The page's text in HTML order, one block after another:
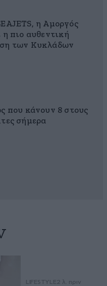
η Αμοργός
η πιο αυθεντική
των Κυκλάδων
που κάνουν 8 στους
σήμερα
LIFESTYLE2 λ. πριν